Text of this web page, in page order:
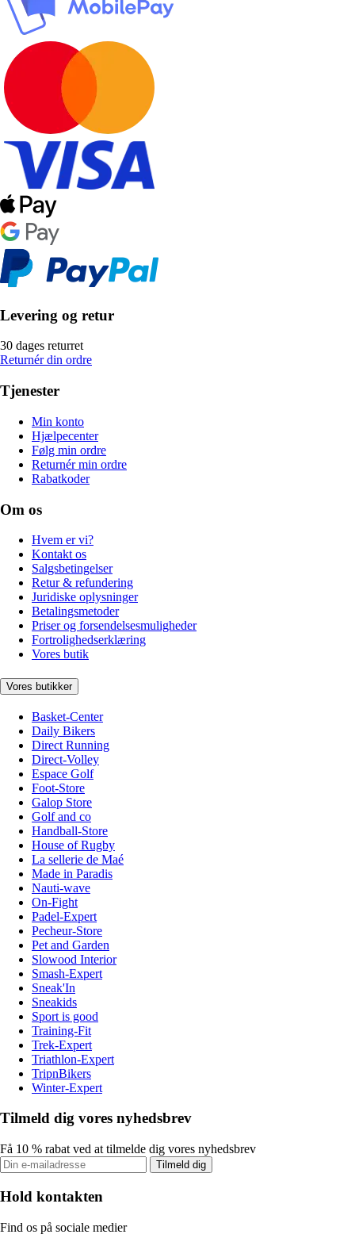
Levering og retur
30 dages returret
Returnér din ordre
Tjenester
Min konto
Hjælpecenter
Følg min ordre
Returnér min ordre
Rabatkoder
Om os
Hvem er vi?
Kontakt os
Salgsbetingelser
Retur & refundering
Juridiske oplysninger
Betalingsmetoder
Priser og forsendelsesmuligheder
Fortrolighedserklæring
Vores butik
Vores butikker
Basket-Center
Daily Bikers
Direct Running
Direct-Volley
Espace Golf
Foot-Store
Galop Store
Golf and co
Handball-Store
House of Rugby
La sellerie de Maé
Made in Paradis
Nauti-wave
On-Fight
Padel-Expert
Pecheur-Store
Pet and Garden
Slowood Interior
Smash-Expert
Sneak'In
Sneakids
Sport is good
Training-Fit
Trek-Expert
Triathlon-Expert
TripnBikers
Winter-Expert
Tilmeld dig vores nyhedsbrev
Få 10 % rabat ved at tilmelde dig vores nyhedsbrev
Tilmeld dig
Hold kontakten
Find os på sociale medier